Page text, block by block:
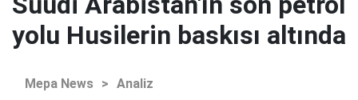
yolu Husilerin baskısı altında
Mepa News > Analiz